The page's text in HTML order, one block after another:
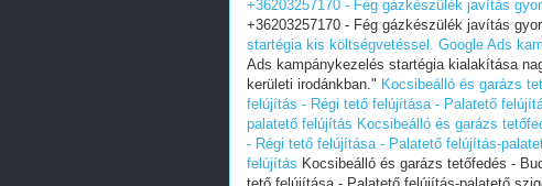
+36203257170 - Fég gázkészülék javítás
+36203257170 - Fég gázkészülék javítás
startégia kis költségvetéssel. Google Ads
Ads kampánykezelés startégia kialakítása
kerületi irodánkban." Kocsibeálló és garázs
felújítás - Régi tető felújítása - Palatető
palatető felújítás Kocsibeálló és garázs
- Régi tető felújítása - Palatető felújítás-
felújítás Kocsibeálló és garázs tetőfedés -